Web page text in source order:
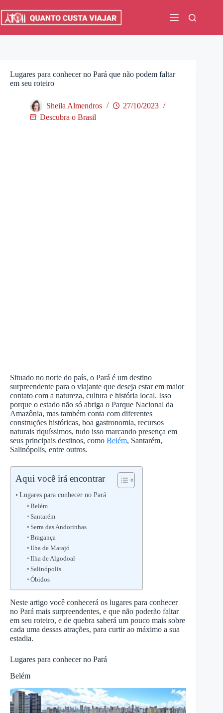
para
Lugares para conhecer no Pará que não podem faltar
em seu roteiro
Sheila Almendros
27/10/2023
Descubra o Brasil
Situado no norte do país, o Pará é um destino
surpreendente para o viajante que deseja estar em maior
contato com a natureza, cultura e história local. Isso
porque o estado não só abriga o Parque Nacional da
Amazônia, mas também conta com diferentes
construções históricas, boa gastronomia, recursos
naturais riquíssimos, tudo isso marcando presença em
seus principais destinos, como Belém, Santarém,
Salinópolis, entre outros.
Aqui você irá encontrar
Lugares para conhecer no Pará
Belém
Santarém
Serra das Andorinhas
Bragança
Ilha de Marajó
Ilha de Algodoal
Salinópolis
Óbidos
Neste artigo você conhecerá os lugares para conhecer
no Pará mais surpreendentes, e que não poderão faltar
em seu roteiro, e de quebra saberá um pouco mais sobre
cada uma dessas atrações, para curtir ao máximo a sua
estadia.
Lugares para conhecer no Pará
Belém